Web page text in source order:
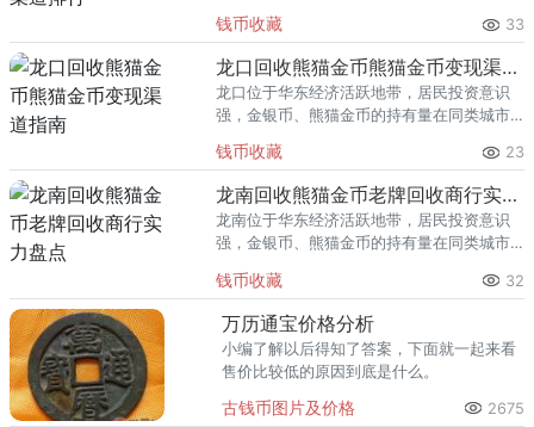
熊猫金币的需求就明显升温，但鱼龙混杂的
回收渠道里，能精准识别版别溢
钱币收藏 33
龙口回收熊猫金币熊猫金币变现渠道指南
龙口位于华东经济活跃地带，居民投资意识
强，金银币、熊猫金币的持有量在同类城市
熊猫金币的需求就明显升温，但鱼龙混杂的
回收渠道里，能精准识别版别溢
钱币收藏 23
龙南回收熊猫金币老牌回收商行实力盘点
龙南位于华东经济活跃地带，居民投资意识
强，金银币、熊猫金币的持有量在同类城市
熊猫金币的需求就明显升温，但鱼龙混杂的
回收渠道里，能精准识别版别溢
钱币收藏 32
万历通宝价格分析
小编了解以后得知了答案，下面就一起来看
售价比较低的原因到底是什么。
古钱币图片及价格 2675